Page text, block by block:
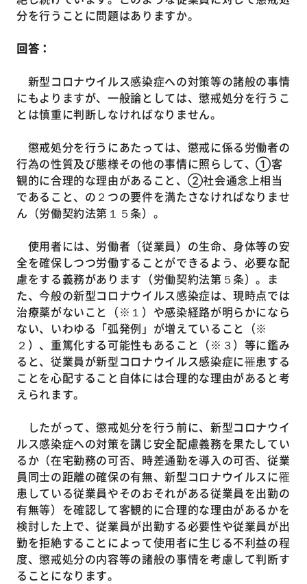
分を行うことに問題はありますか。
回答：
新型コロナウイルス感染症への対策等の諸般の事情
にもよりますが、一般論としては、懲戒処分を行うこ
とは慎重に判断しなければなりません。
懲戒処分を行うにあたっては、懲戒に係る労働者の
行為の性質及び態様その他の事情に照らして、①客
観的に合理的な理由があること、②社会通念上相当
であること、の２つの要件を満たさなければなりませ
ん（労働契約法第１５条）。
使用者には、労働者（従業員）の生命、身体等の安
全を確保しつつ労働することができるよう、必要な配
慮をする義務があります（労働契約法第５条）。ま
た、今般の新型コロナウイルス感染症は、現時点では
治療薬がないこと（※１）や感染経路が明らかになら
ない、いわゆる「弧発例」が増えていること（※
２）、重篤化する可能性もあること（※３）等に鑑み
ると、従業員が新型コロナウイルス感染症に罹患する
ことを心配すること自体には合理的な理由があると考
えられます。
したがって、懲戒処分を行う前に、新型コロナウイ
ルス感染症への対策を講じ安全配慮義務を果たしてい
るか（在宅勤務の可否、時差通勤を導入の可否、従業
員同士の距離の確保の有無、新型コロナウイルスに罹
患している従業員やそのおそれがある従業員を出勤の
有無等）を確認して客観的に合理的な理由があるかを
検討した上で、従業員が出勤する必要性や従業員が出
勤を拒絶することによって使用者に生じる不利益の程
度、懲戒処分の内容等の諸般の事情を考慮して判断す
ることになります。